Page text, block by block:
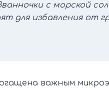
с морской
для избавления от
важным